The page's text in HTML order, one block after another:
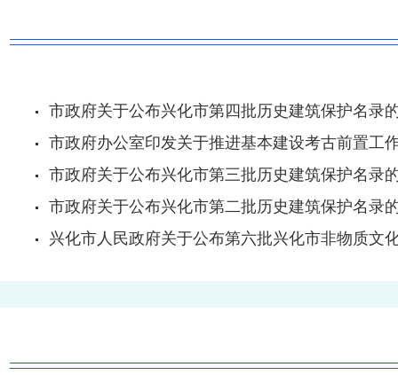
市政府关于公布兴化市第四批历史建筑保护名录
市政府办公室印发关于推进基本建设考古前置工
市政府关于公布兴化市第三批历史建筑保护名录
市政府关于公布兴化市第二批历史建筑保护名录
兴化市人民政府关于公布第六批兴化市非物质文